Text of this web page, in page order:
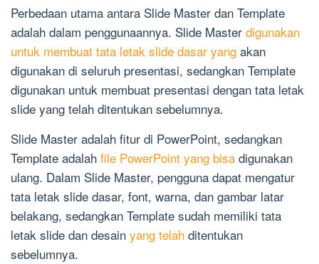
Perbedaan utama antara Slide Master dan Template
adalah dalam penggunaannya. Slide Master digunakan
untuk membuat tata letak slide dasar yang akan
digunakan di seluruh presentasi, sedangkan Template
digunakan untuk membuat presentasi dengan tata letak
slide yang telah ditentukan sebelumnya.
Slide Master adalah fitur di PowerPoint, sedangkan
Template adalah file PowerPoint yang bisa digunakan
ulang. Dalam Slide Master, pengguna dapat mengatur
tata letak slide dasar, font, warna, dan gambar latar
belakang, sedangkan Template sudah memiliki tata
letak slide dan desain yang telah ditentukan
sebelumnya.